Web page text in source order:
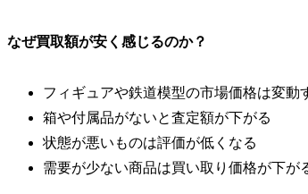
なぜ買取額が安く感じるのか？
フィギュアや鉄道模型の市場価格は変
箱や付属品がないと査定額が下がる
状態が悪いものは評価が低くなる
需要が少ない商品は買い取り価格が下が